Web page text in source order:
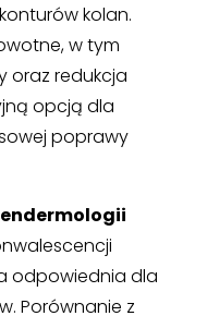
kolan.
w tym
oraz redukcja
opcją dla
poprawy
endermologii
odpowiednia dla
Porównanie z